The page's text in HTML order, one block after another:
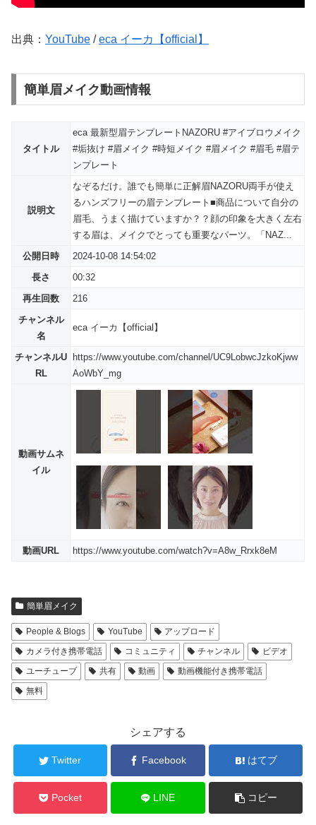
出典： YouTube /eca イーカ【official】
簡単眉メイク動画情報
タイトル
eca 最新型眉テンプレートNAZORU #アイブロウメイク
#垢抜け #眉メイク #時短メイク #眉メイク #眉毛 #眉テ
ンプレート
説明文
なぞるだけ。誰でも簡単に正解眉NAZORU両手が使え
るハンズフリーの眉テンプレート■商品について自分の
眉毛、うまく描けていますか？？顔の印象を大きく左右
する眉は、メイクでとっても重要なパーツ。「NAZ...
公開日時
2024-10-08 14:54:02
長さ
00:32
再生回数
216
チャンネル
名
eca イーカ【official】
チャンネルU
RL
https://www.youtube.com/channel/UC9LobwcJzkoKjww
AoWbY_mg
動画サムネ
イル
動画URL https://www.youtube.com/watch?v=A8w_Rrxk8eM
簡単眉メイク
People & Blogs YouTube
アップロード
カメラ付き携帯電話
コミュニティ チャンネル
ビデオ
ユーチューブ
共有 動画
動画機能付き携帯電話
無料
シェアする
Twitter Facebook はてブ
Pocket LINE コピー